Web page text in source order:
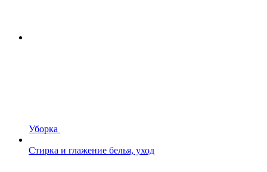
Уборка
Стирка и глажение белья, уход